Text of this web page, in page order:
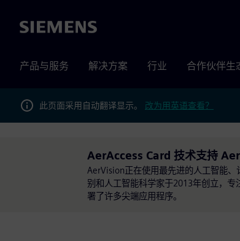
Siemens
产品与服务 解决方案 行业 合作伙伴生
此页面采用自动翻译显示。 改为用英语查看？
AerAccess Card 技术支持
AerVision正在使用最先进的人工智能
别和人工智能科学家于2013年创立，
署了许多尖端应用程序。